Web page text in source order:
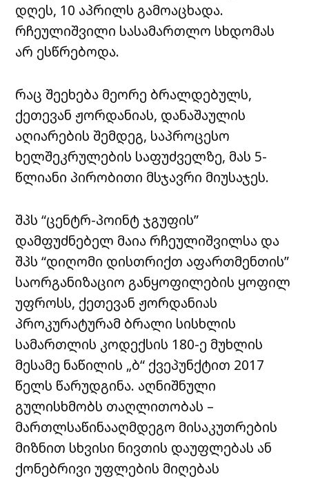
დღეს, 10 აპრილს გამოაცხადა.
რჩეულიშვილი სასამართლო სხდომას
არ ესწრებოდა.
რაც შეეხება მეორე ბრალდებულს,
ქეთევან ჟორდანიას, დანაშაულის
აღიარების შემდეგ, საპროცესო
ხელშეკრულების საფუძველზე, მას 5-
წლიანი პირობითი მსჯავრი მიუსაჯეს.
შპს “ცენტრ-პოინტ ჯგუფის”
დამფუძნებელ მაია რჩეულიშვილსა და
შპს “დიღომი დისთრიქთ აფართმენთის”
საორგანიზაციო განყოფილების ყოფილ
უფროსს, ქეთევან ჟორდანიას
პროკურატურამ ბრალი სისხლის
სამართლის კოდექსის 180-ე მუხლის
მესამე ნაწილის „ბ“ ქვეპუნქტით 2017
წელს წარუდგინა. აღნიშნული
გულისხმობს თაღლითობას –
მართლსაწინააღმდეგო მისაკუთრების
მიზნით სხვისი ნივთის დაუფლებას ან
ქონებრივი უფლების მიღებას